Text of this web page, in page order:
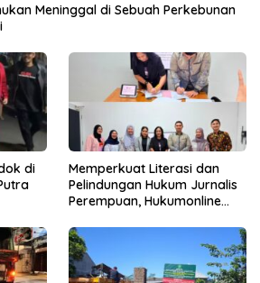
Meninggal di Sebuah Perkebunan
di
Memperkuat Literasi dan
Pelindungan Hukum Jurnalis
Perempuan, Hukumonline
Gratis